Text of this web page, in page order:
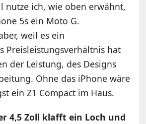
nutze ich, wie oben erwähnt,
5s ein Moto G.
weil es ein
Preisleistungsverhältnis hat
der Leistung, des Designs
Ohne das iPhone wäre
ein Z1 Compact im Haus.
4,5 Zoll klafft ein Loch und